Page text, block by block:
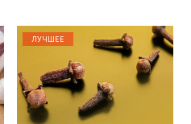
ЛУЧШЕЕ